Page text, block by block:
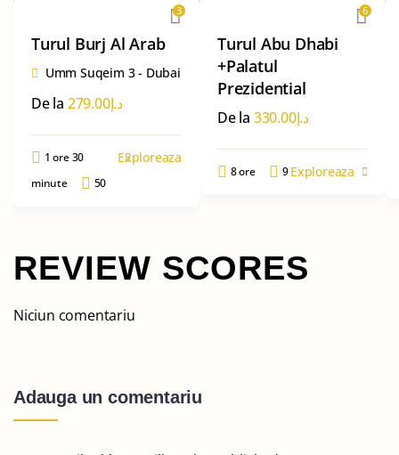
3
Turul Burj Al Arab
Umm Suqeim 3 - Dubai
De la د.إ279.00
1 ore 30
minute
50
Exploreaza
6
Turul Abu Dhabi
+Palatul
Prezidential
De la د.إ330.00
8 ore 9 Exploreaza
REVIEW SCORES
Niciun comentariu
Adauga un comentariu